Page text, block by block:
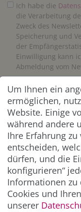
Ich habe die
die Verarbeitung
Zweck des
Speicherung und
der
Einwilligung kann
Abmeldung vom
**
ZAHLUNG &
Um Ihnen ein
ermöglichen,
Website. Einige
während andere
Ihre Erfahrung
entscheiden,
dürfen, und die
konfigurieren“
Informationen zu
Cookies und
unserer